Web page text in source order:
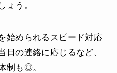
ょう。
始められるスピード対応
日の連絡に応じるなど、
制も◎。